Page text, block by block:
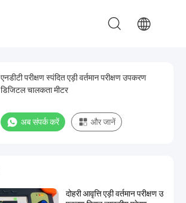
एनडीटी परीक्षण स्पंदित एड़ी वर्तमान परीक्षण उपकरण
डिजिटल चालकता मीटर
अब संपर्क करें और जानें
दोहरी आवृत्ति एड़ी वर्तमान परीक्षण उ